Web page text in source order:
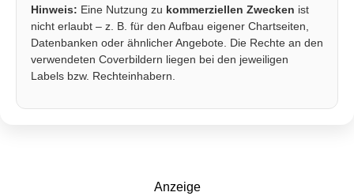
Hinweis: Eine Nutzung zu kommerziellen Zwecken ist
nicht erlaubt – z. B. für den Aufbau eigener Chartseiten,
Datenbanken oder ähnlicher Angebote. Die Rechte an den
verwendeten Coverbildern liegen bei den jeweiligen
Labels bzw. Rechteinhabern.
Anzeige